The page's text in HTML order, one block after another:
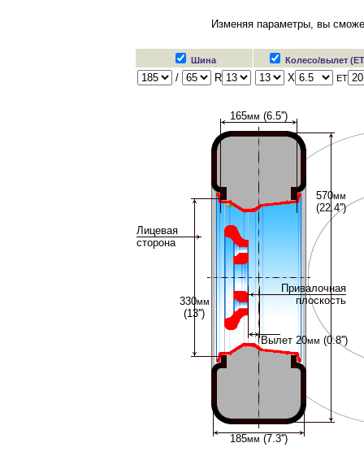
Изменяя параметры, вы